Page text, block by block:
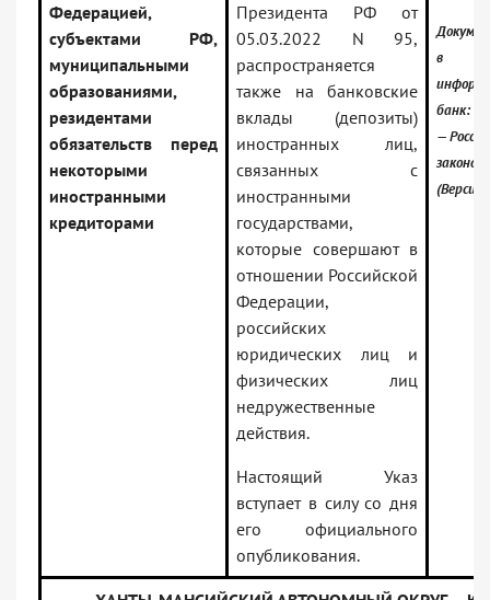
Федерацией,
субъектами РФ,
муниципальными
образованиями,
резидентами
обязательств перед
некоторыми
иностранными
кредиторами
Президента РФ от
05.03.2022 N 95,
распространяется
также на банковские
вклады (депозиты)
иностранных лиц,
связанных с
иностранными
государствами,
которые совершают в
отношении Российской
Федерации,
российских
юридических лиц и
физических лиц
недружественные
действия.
Настоящий Указ
вступает в силу со дня
его официального
опубликования.
в
банк:
—
(Версия